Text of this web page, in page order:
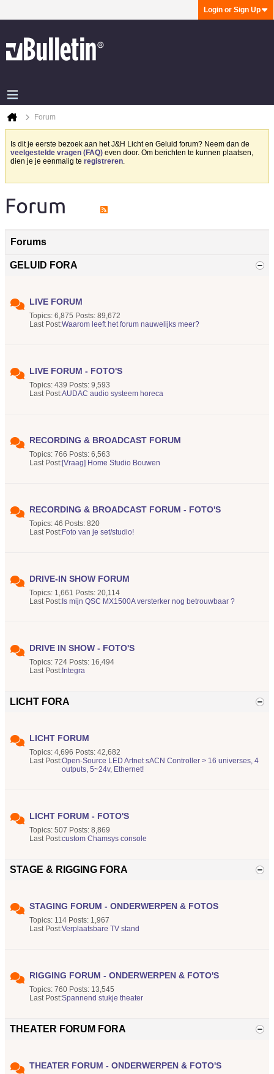
Login or Sign Up
Forum
Is dit je eerste bezoek aan het J&H Licht en Geluid forum? Neem dan de
veelgestelde vragen (FAQ) even door. Om berichten te kunnen plaatsen,
dien je je eenmalig te registreren.
Forum
Forums
GELUID FORA
LIVE FORUM
Topics: 6,875 Posts: 89,672
Last Post:Waarom leeft het forum nauwelijks meer?
LIVE FORUM - FOTO'S
Topics: 439 Posts: 9,593
Last Post:AUDAC audio systeem horeca
RECORDING & BROADCAST FORUM
Topics: 766 Posts: 6,563
Last Post:[Vraag] Home Studio Bouwen
RECORDING & BROADCAST FORUM - FOTO'S
Topics: 46 Posts: 820
Last Post:Foto van je set/studio!
DRIVE-IN SHOW FORUM
Topics: 1,661 Posts: 20,114
Last Post: Is mijn QSC MX1500A versterker nog betrouwbaar ?
DRIVE IN SHOW - FOTO'S
Topics: 724 Posts: 16,494
Last Post: Integra
LICHT FORA
LICHT FORUM
Topics: 4,696 Posts: 42,682
Last Post:Open-Source LED Artnet sACN Controller > 16 universes, 4
outputs, 5~24v, Ethernet!
LICHT FORUM - FOTO'S
Topics: 507 Posts: 8,869
Last Post:custom Chamsys console
STAGE & RIGGING FORA
STAGING FORUM - ONDERWERPEN & FOTOS
Topics: 114 Posts: 1,967
Last Post:Verplaatsbare TV stand
RIGGING FORUM - ONDERWERPEN & FOTO'S
Topics: 760 Posts: 13,545
Last Post:Spannend stukje theater
THEATER FORUM FORA
THEATER FORUM - ONDERWERPEN & FOTO'S